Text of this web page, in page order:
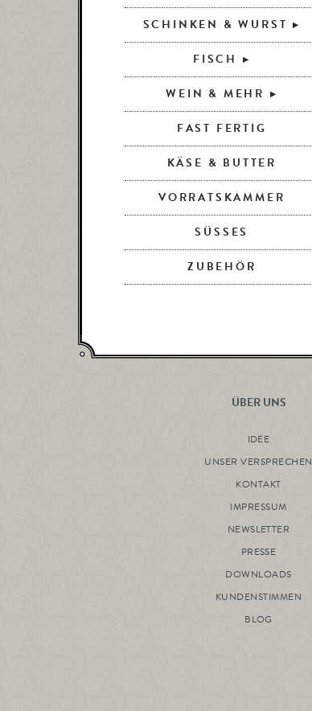
SCHINKEN & WURST
FISCH
WEIN & MEHR
FAST FERTIG
KÄSE & BUTTER
VORRATSKAMMER
SÜSSES
ZUBEHÖR
ÜBER UNS
IDEE
UNSER VERSPRECHEN
KONTAKT
IMPRESSUM
NEWSLETTER
PRESSE
DOWNLOADS
KUNDENSTIMMEN
BLOG